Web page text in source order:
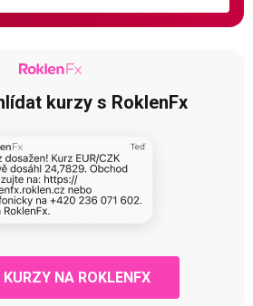
kurzy s RoklenFx
KURZY NA ROKLENFX